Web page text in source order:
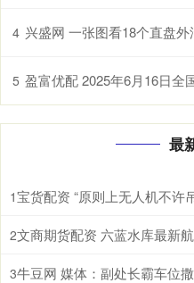
4 兴盛网 一张图看18个直盘外汇支撑阻力：美
5 盈富优配 2025年6月16日全国
最
1宝货配资 “原则上无人机不许
2
3